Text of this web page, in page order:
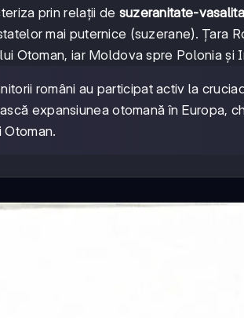
prin relații de suzeranitate-
mai puternice (suzerane). Țara
Otoman, iar Moldova spre Polonia și
români au participat activ la
expansiunea otomană în Europa,
Otoman.